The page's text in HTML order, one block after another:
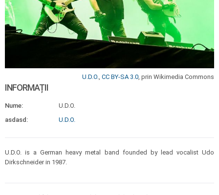
U.D.O., CC BY-SA 3.0, prin Wikimedia Commons
INFORMAȚII
Nume:
U.D.O.
asdasd:
U.D.O.
U.D.O. is a German heavy metal band founded by lead vocalist Udo
Dirkschneider in 1987.